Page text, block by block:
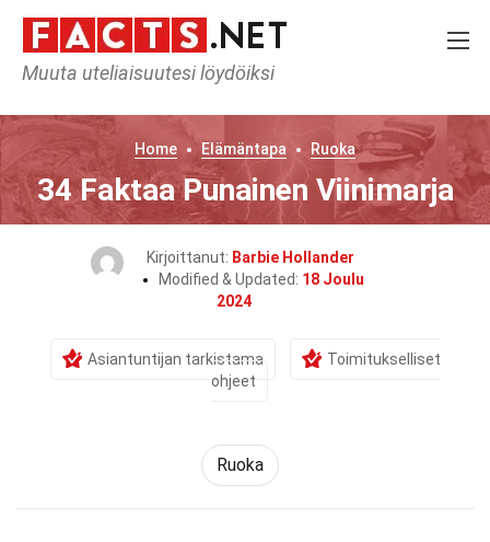
Muuta uteliaisuutesi löydöiksi
Home Elämäntapa Ruoka
34 Faktaa Punainen Viinimarja
Kirjoittanut: Barbie Hollander
Modified & Updated: 18 Joulu
2024
Asiantuntijan tarkistama
Toimitukselliset
ohjeet
Ruoka